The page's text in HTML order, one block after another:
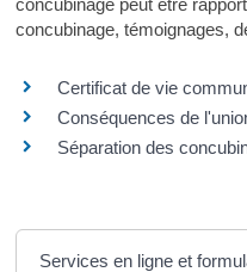
concubinage, témoignages,
Certificat de vie
Conséquences de
Séparation des
Services en ligne et